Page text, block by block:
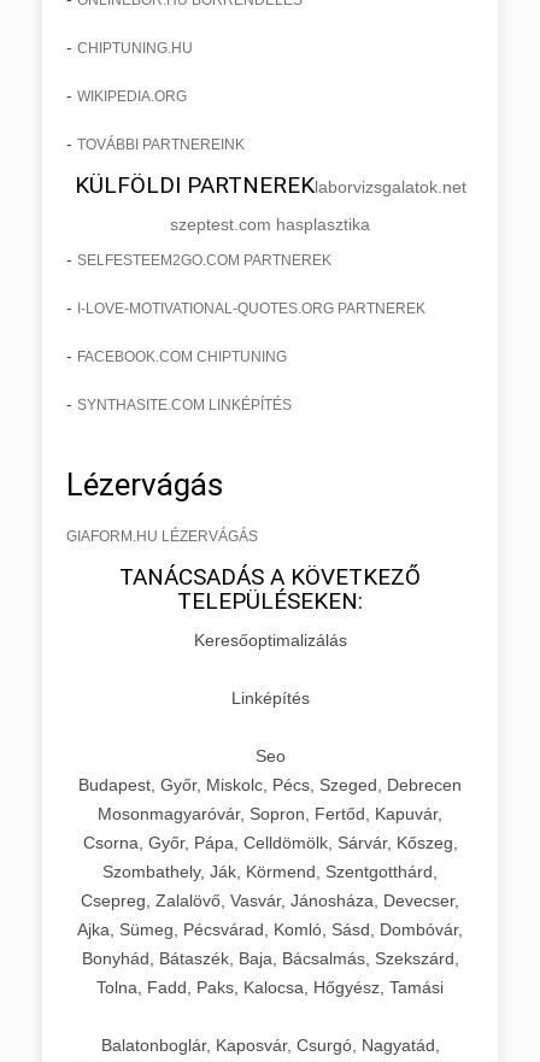
- CHIPTUNING.HU
- WIKIPEDIA.ORG
- TOVÁBBI PARTNEREINK
KÜLFÖLDI PARTNEREKlaborvizsgalatok.net
szeptest.com hasplasztika
- SELFESTEEM2GO.COM PARTNEREK
- I-LOVE-MOTIVATIONAL-QUOTES.ORG PARTNEREK
- FACEBOOK.COM CHIPTUNING
- SYNTHASITE.COM LINKÉPÍTÉS
Lézervágás
GIAFORM.HU LÉZERVÁGÁS
TANÁCSADÁS A KÖVETKEZŐ
TELEPÜLÉSEKEN:
Keresőoptimalizálás
Linképítés
Seo
Budapest, Győr, Miskolc, Pécs, Szeged, Debrecen
Mosonmagyaróvár, Sopron, Fertőd, Kapuvár,
Csorna, Győr, Pápa, Celldömölk, Sárvár, Kőszeg,
Szombathely, Ják, Körmend, Szentgotthárd,
Csepreg, Zalalövő, Vasvár, Jánosháza, Devecser,
Ajka, Sümeg, Pécsvárad, Komló, Sásd, Dombóvár,
Bonyhád, Bátaszék, Baja, Bácsalmás, Szekszárd,
Tolna, Fadd, Paks, Kalocsa, Hőgyész, Tamási
Balatonboglár, Kaposvár, Csurgó, Nagyatád,